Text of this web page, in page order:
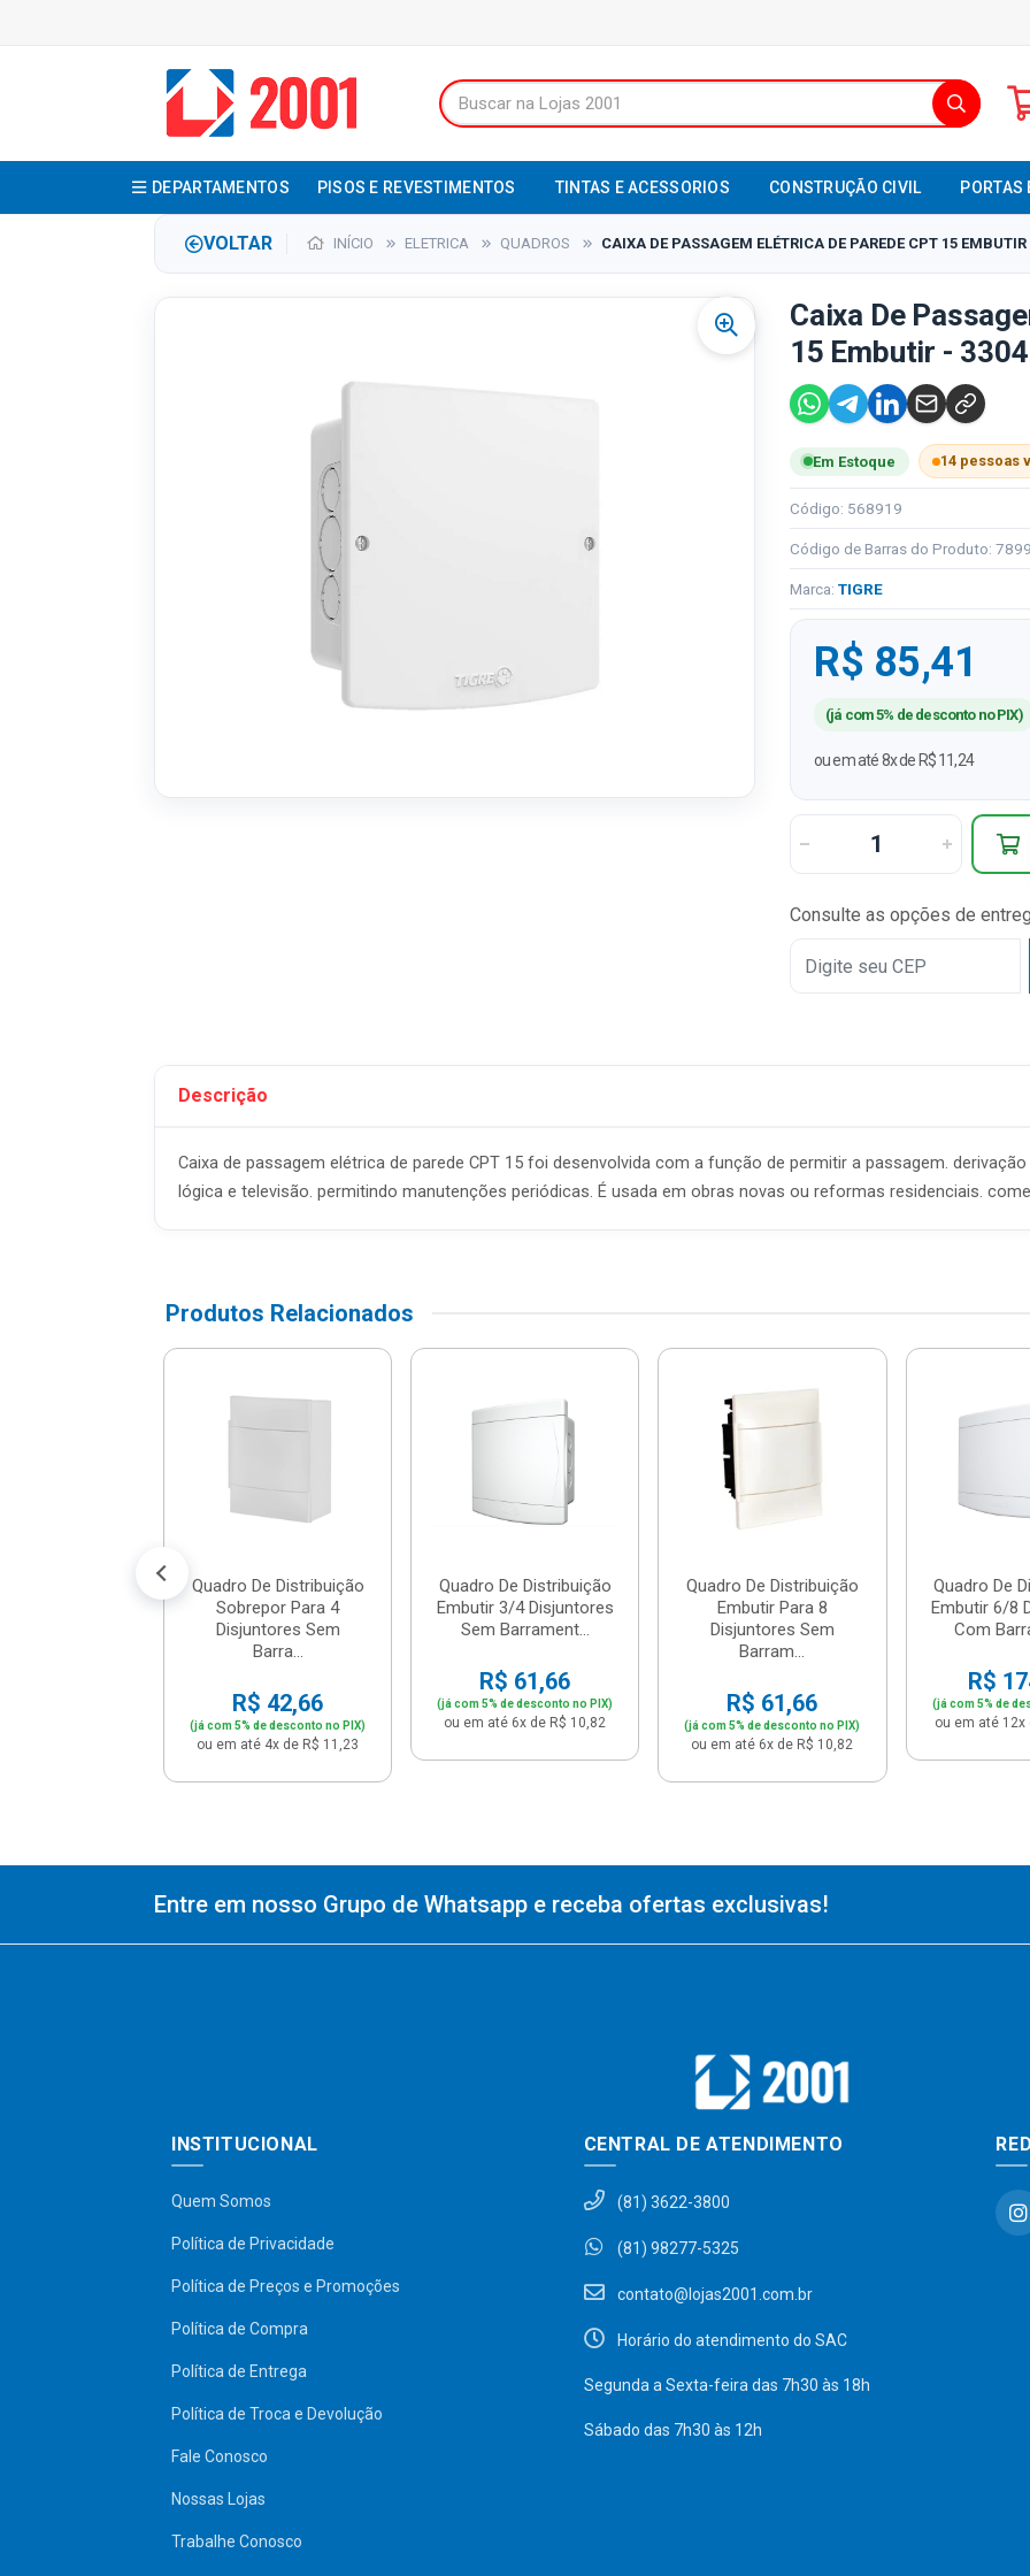
DEPARTAMENTOS PISOS E REVESTIMENTOS TINTAS E ACESSORIOS CONSTRUÇÃO CIVIL PORTAS
VOLTAR INÍCIO ELETRICA QUADROS CAIXA DE PASSAGEM ELÉTRICA DE PAREDE CPT 15
Caixa De
15 Embutir -
Em Estoque 14 pessoas
Código: 568919
Código de Barras do Produto:
Marca: TIGRE
R$ 85,41
(já com 5% de desconto no PIX)
ou em até 8x de R$ 11,24
Consulte as opções de
Descrição
Caixa de passagem elétrica de parede CPT 15 foi desenvolvida com a função de permitir a passagem.
lógica e televisão. permitindo manutenções periódicas. É usada em obras novas ou reformas residenciais.
Produtos Relacionados
Quadro De Distribuição
Sobrepor Para 4
Disjuntores Sem
Barra...
R$ 42,66
(já com 5% de desconto no PIX)
ou em até 4x de R$ 11,23
Quadro De Distribuição
Embutir 3/4 Disjuntores
Sem Barrament...
R$ 61,66
(já com 5% de desconto no PIX)
ou em até 6x de R$ 10,82
Quadro De Distribuição
Embutir Para 8
Disjuntores Sem
Barram...
R$ 61,66
(já com 5% de desconto no PIX)
ou em até 6x de R$ 10,82
Quadro De
Embutir 6/8
Com
R$
(já com 5% de
ou em até 12x
Entre em nosso Grupo de Whatsapp e receba ofertas exclusivas!
INSTITUCIONAL
Quem Somos
Política de Privacidade
Política de Preços e Promoções
Política de Compra
Política de Entrega
Política de Troca e Devolução
Fale Conosco
Nossas Lojas
Trabalhe Conosco
CENTRAL DE ATENDIMENTO
(81) 3622-3800
(81) 98277-5325
contato@lojas2001.com.br
Horário do atendimento do SAC
Segunda a Sexta-feira das 7h30 às 18h
Sábado das 7h30 às 12h